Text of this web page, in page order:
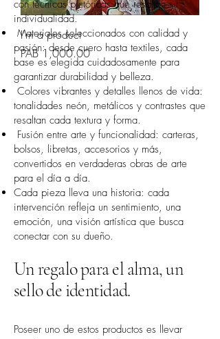
I'm a product
السعر
con técnicas pictóricas que resaltan su
individualidad.
Materiales seleccionados con calidad y
pasión: desde cuero hasta textiles, cada
base es elegida cuidadosamente para
garantizar durabilidad y belleza.
Colores vibrantes y detalles llenos de vida:
tonalidades neón, metálicos y contrastes que
resaltan cada textura y forma.
Fusión entre arte y funcionalidad: carteras,
bolsos, libretas, accesorios y más,
convertidos en verdaderas obras de arte
para el día a día.
Cada pieza lleva una historia: cada
intervención refleja un sentimiento, una
emoción, una visión artística que busca
conectar con su dueño.
Un regalo para el alma, un
sello de identidad.
Poseer uno de estos productos es llevar